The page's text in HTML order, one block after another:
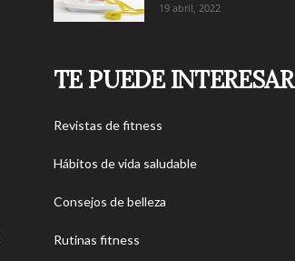
19 abril, 2022
TE PUEDE INTERESAR
Revistas de fitness
Hábitos de vida saludable
Consejos de belleza
Rutinas fitness